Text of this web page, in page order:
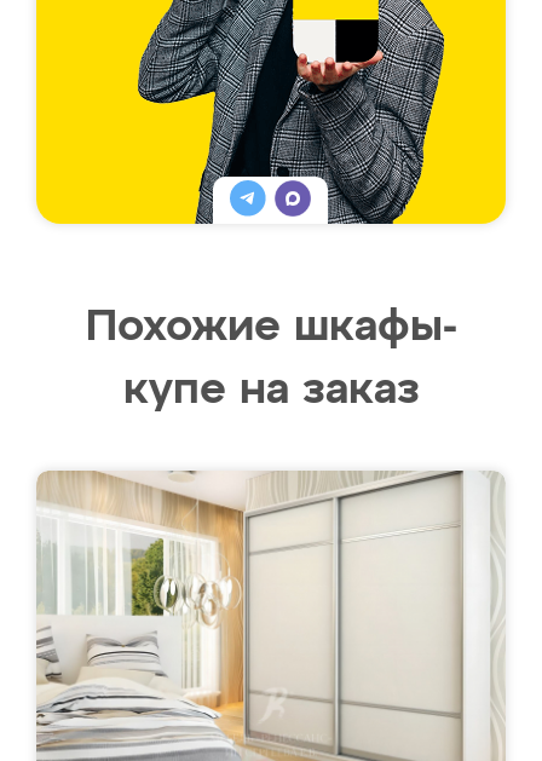
Похожие шкафы-
купе на заказ